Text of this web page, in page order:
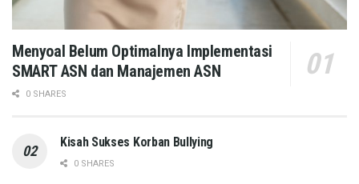
Menyoal Belum Optimalnya Implementasi
SMART ASN dan Manajemen ASN
0 SHARES
Kisah Sukses Korban Bullying
0 SHARES